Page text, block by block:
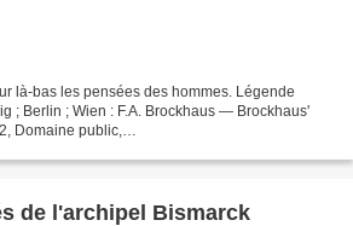
là-bas les pensées des hommes. Légende
; Berlin ; Wien : F.A. Brockhaus — Brockhaus'
Domaine public,
de l'archipel Bismarck